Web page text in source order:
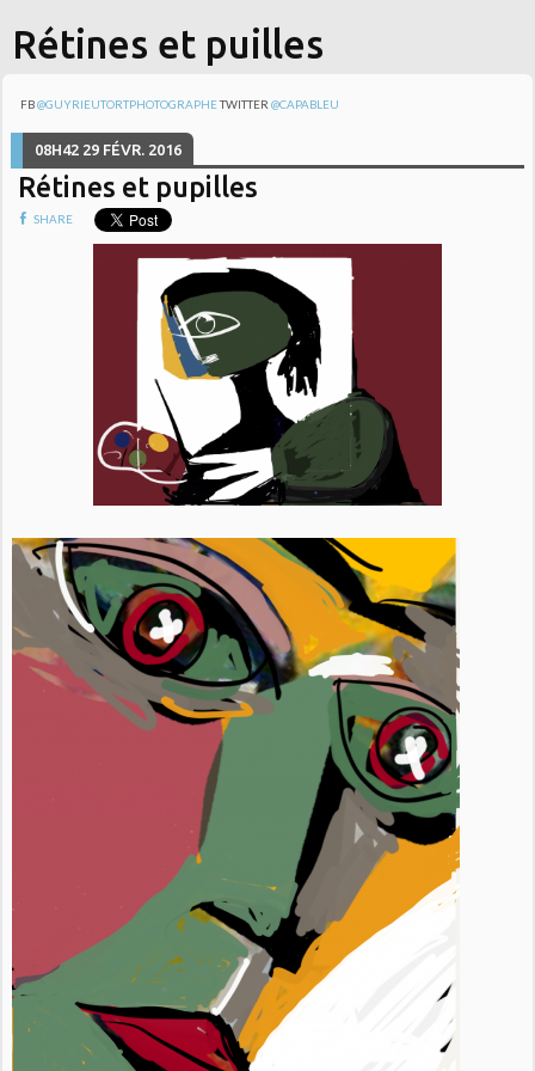
Rétines et puilles
FB@GUYRIEUTORTPHOTOGRAPHETWITTER@CAPABLEU
08H42 29 FÉVR. 2016
Rétines et pupilles
SHARE